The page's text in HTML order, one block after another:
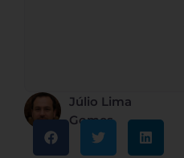
Júlio Lima
Gomes